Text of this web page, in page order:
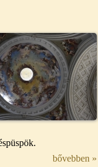
bővebben »